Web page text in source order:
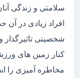
سلامتی و زندگی
افراد زیادی در آن
شخصیتی تاثیرگذار
کنار زمین های
مخاطره آمیزی را